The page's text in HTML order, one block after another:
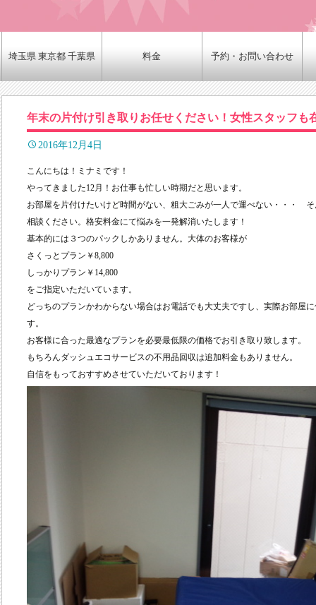
埼玉県 東京都 千葉県 料金 予約・お問い合わせ
年末の片付け引き取りお任せください！女性スタッフも
2016年12月4日
こんにちは！ミナミです！
やってきました12月！お仕事も忙しい時期だと思います。
お部屋を片付けたいけど時間がない、粗大ごみが一人で運べない・・・
相談ください。格安料金にて悩みを一発解消いたします！
基本的には３つのパックしかありません。大体のお客様が
さくっとプラン￥8,800
しっかりプラン￥14,800
をご指定いただいています。
どっちのプランかわからない場合はお電話でも大丈夫ですし、実際お部屋
す。
お客様に合った最適なプランを必要最低限の価格でお引き取り致します。
もちろんダッシュエコサービスの不用品回収は追加料金もありません。
自信をもっておすすめさせていただいております！